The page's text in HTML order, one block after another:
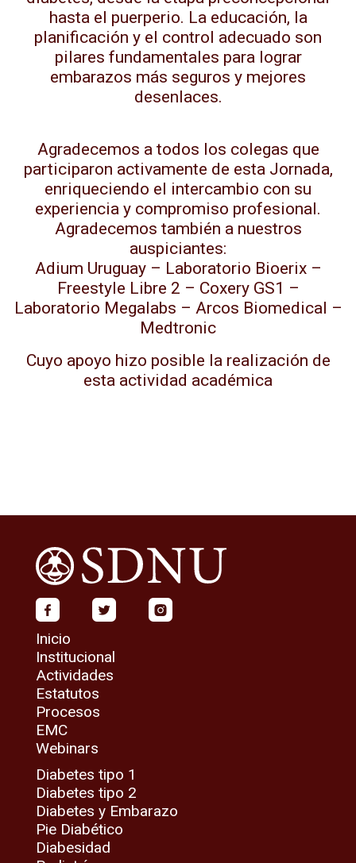
hasta el puerperio. La educación, la
planificación y el control adecuado son
pilares fundamentales para lograr
embarazos más seguros y mejores
desenlaces.
Agradecemos a todos los colegas que
participaron activamente de esta Jornada,
enriqueciendo el intercambio con su
experiencia y compromiso profesional.
Agradecemos también a nuestros
auspiciantes:
Adium Uruguay – Laboratorio Bioerix –
Freestyle Libre 2 – Coxery GS1 –
Laboratorio Megalabs – Arcos Biomedical –
Medtronic
Cuyo apoyo hizo posible la realización de
esta actividad académica
Inicio
Institucional
Actividades
Estatutos
Procesos
EMC
Webinars
Diabetes tipo 1
Diabetes tipo 2
Diabetes y Embarazo
Pie Diabético
Diabesidad